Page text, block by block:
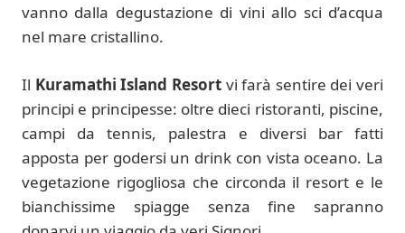
vanno dalla degustazione di vini allo sci d’acqua
nel mare cristallino.
Il Kuramathi Island Resortvi farà sentire dei veri
principi e principesse: oltre dieci ristoranti, piscine,
campi da tennis, palestra e diversi bar fatti
apposta per godersi un drink con vista oceano. La
vegetazione rigogliosa che circonda il resort e le
bianchissime spiagge senza fine sapranno